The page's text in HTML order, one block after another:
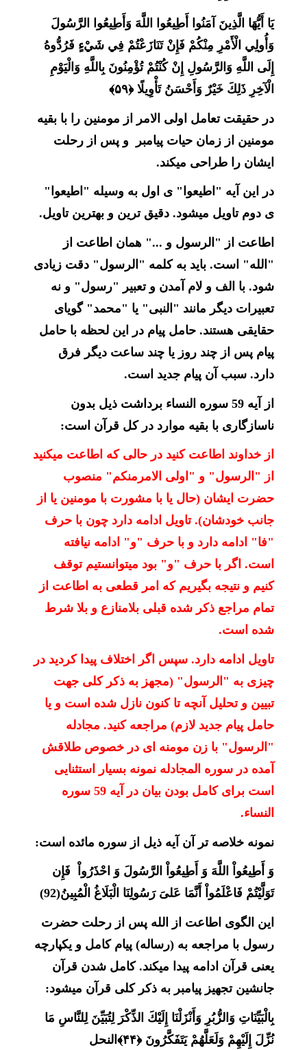
يَا أَيُّهَا الَّذِينَ آمَنُوا أَطِيعُوا اللَّهَ وَأَطِيعُوا الرَّسُولَ
وَأُولِي الْأَمْرِ مِنْكُمْ فَإِنْ تَنَازَعْتُمْ فِي شَيْءٍ فَرُدُّوهُ
إِلَى اللَّهِ وَالرَّسُولِ إِنْ كُنْتُمْ تُؤْمِنُونَ بِاللَّهِ وَالْيَوْمِ
الْآخِرِ ذَلِكَ خَيْرٌ وَأَحْسَنُ تَأْوِيلًا ﴿۵۹﴾
در حقیقت تعامل اولی الامر از مومنین را با بقیه
مومنین از زمان حیات پیامبر و پس از رحلت
ایشان را طراحی میکند.
در این آیه "اطیعوا" ی اول به وسیله "اطیعوا"
ی دوم تاویل میشود. دقیق ترین و بهترین تاویل.
اطاعت از "الرسول و ..." همان اطاعت از
"الله" است. باید به کلمه "الرسول" دقت زیادی
شود. با الف و لام آمدن و تعبیر "رسول" و نه
تعبیرات دیگر مانند "النبی" یا "محمد" گویای
حقایقی هستند. حامل پیام در این لحظه با حامل
پیام پس از چند روز یا چند ساعت دیگر فرق
دارد. سبب آن پیام جدید است.
از آیه 59 سوره النساء برداشت ذیل بدون
ناسازگاری با بقیه موارد در کل قرآن است:
از خداوند اطاعت کنید در حالی که اطاعت میکنید
از "الرسول" و "اولی الامرمنکم" منصوب
حضرت ایشان (حال یا با مشورت با مومنین یا از
جانب خودشان). تاویل ادامه دارد چون با حرف
"فا" ادامه دارد و با حرف "و" ادامه نیافته
است. اگر با حرف "و" بود میتوانستیم توقف
کنیم و نتیجه بگیریم که امر قطعی به اطاعت از
تمام مراجع ذکر شده قبلی بلامنازع و بلا شرط
شده است.
تاویل ادامه دارد. سپس اگر اختلاف پیدا کردید در
چیزی به "الرسول" (مجهز به ذکر کلی جهت
تبیین و تحلیل آنچه تا کنون نازل شده است و یا
حامل پیام جدید لازم) مراجعه کنید. مجادله
"الرسول" با زن مومنه ای در خصوص طلاقش
آمده در سوره المجادله نمونه بسیار استثنایی
است برای کامل بودن بیان در آیه 59 سوره
النساء.
نمونه خلاصه تر آن آیه ذیل از سوره مائده است:
وَ أَطِيعُواْ اللَّهَ وَ أَطِيعُواْ الرَّسُولَ وَ احْذَرُواْ فَإِن
تَوَلَّيْتُمْ فَاعْلَمُواْ أَنَّمَا عَلىَ‏ رَسُولِنَا الْبَلَاغُ الْمُبِينُ(92)
این الگوی اطاعت از الله پس از رحلت حضرت
رسول با مراجعه به (رساله) پیام کامل و یکپارچه
یعنی قرآن ادامه پیدا میکند. کامل شدن قرآن
جانشین تجهیز پیامبر به ذکر کلی قرآن میشود:
بِالْبَيِّنَاتِ وَالزُّبُرِ وَأَنْزَلْنَا إِلَيْكَ الذِّكْرَ لِتُبَيِّنَ لِلنَّاسِ مَا
نُزِّلَ إِلَيْهِمْ وَلَعَلَّهُمْ يَتَفَكَّرُونَ ﴿۴۴﴾
النحل